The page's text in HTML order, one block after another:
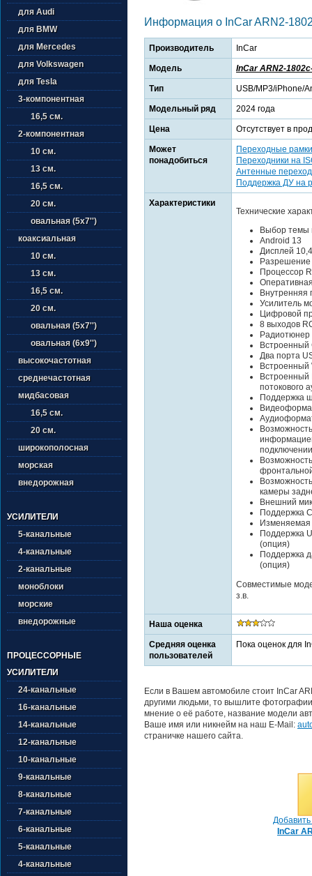
для Audi
для BMW
для Mercedes
для Volkswagen
для Tesla
3-компонентная
16,5 см.
2-компонентная
10 см.
13 см.
16,5 см.
20 см.
овальная (5х7'')
коаксиальная
10 см.
13 см.
16,5 см.
20 см.
овальная (5х7'')
овальная (6х9'')
высокочастотная
среднечастотная
мидбасовая
16,5 см.
20 см.
широкополосная
морская
внедорожная
УСИЛИТЕЛИ
5-канальные
4-канальные
2-канальные
моноблоки
морские
внедорожные
ПРОЦЕССОРНЫЕ
УСИЛИТЕЛИ
24-канальные
16-канальные
14-канальные
12-канальные
10-канальные
9-канальные
8-канальные
7-канальные
6-канальные
5-канальные
4-канальные
Информация о InCar ARN2-
Производитель InCar
Модель InCar ARN2-
Тип USB/MP3/iPhone/
Модельный ряд 2024 года
Цена Отсутствует в
Может
понадобиться
Переходные рамки
Переходники на
Антенные
Поддержка ДУ на
Характеристики
Технические
Выбор темы
Android 13
Дисплей
Процессор
Внутренняя
Усилитель
Цифровой
8 выходов
Радиотюнер
Встроенный
Два порта
Встроенный
Встроенный
потокового
Поддержка
камеры
Внешний
Поддержка
Изменяемая
Поддержка
(опция)
Поддержка
(опция)
Совместимые
з.в.
Наша оценка
Средняя оценка
пользователей
Пока оценок для
Если в Вашем автомобиле стоит InCar
другими людьми, то вышлите
мнение о её работе, название модели
Ваше имя или никнейм на наш E-Mail:
страничке нашего сайта.
InCar